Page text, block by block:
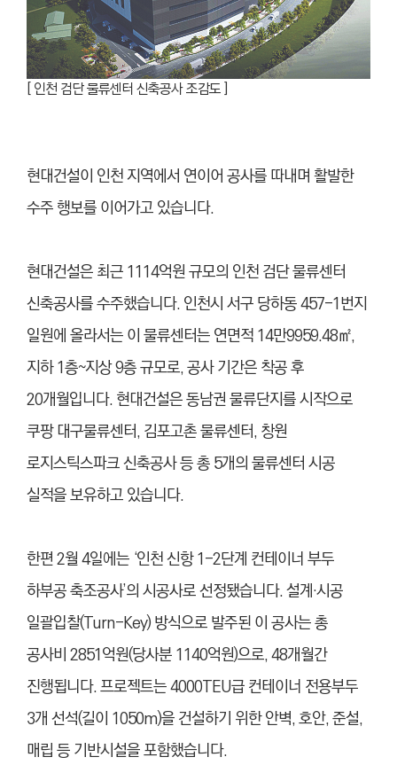
[ 인천 검단 물류센터 신축공사 조감도 ]
현대건설이 인천 지역에서 연이어 공사를 따내며 활발한
수주 행보를 이어가고 있습니다.
현대건설은 최근 1114억원 규모의 인천 검단 물류센터
신축공사를 수주했습니다. 인천시 서구 당하동 457-1번지
일원에 올라서는 이 물류센터는 연면적 14만9959.48㎡,
지하 1층~지상 9층 규모로, 공사 기간은 착공 후
20개월입니다. 현대건설은 동남권 물류단지를 시작으로
쿠팡 대구물류센터, 김포고촌 물류센터, 창원
로지스틱스파크 신축공사 등 총 5개의 물류센터 시공
실적을 보유하고 있습니다.
한편 2월 4일에는 ‘인천 신항 1-2단계 컨테이너 부두
하부공 축조공사’의 시공사로 선정됐습니다. 설계·시공
일괄입찰(Turn-Key) 방식으로 발주된 이 공사는 총
공사비 2851억원(당사분 1140억원)으로, 48개월간
진행됩니다. 프로젝트는 4000TEU급 컨테이너 전용부두
3개 선석(길이 1050m)을 건설하기 위한 안벽, 호안, 준설,
매립 등 기반시설을 포함했습니다.